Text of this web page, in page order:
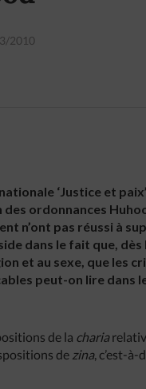
2010
‘Justice et
ordonnances
n’ont pas réussi à
dans le fait que,
et au sexe, que les
peut-on lire dans
de la charia
de zina, c’est-